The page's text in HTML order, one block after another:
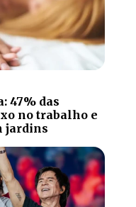
47% das
no trabalho e
jardins